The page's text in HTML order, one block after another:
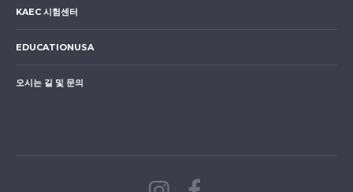
KAEC 시험센터
EDUCATIONUSA
오시는 길 및 문의